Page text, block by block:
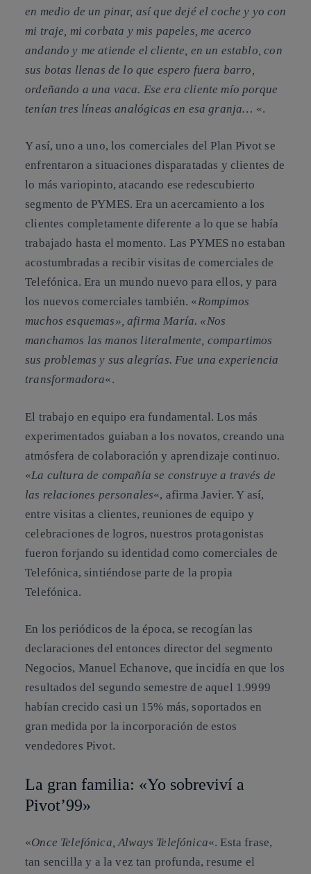
en medio de un pinar, así que dejé el coche y yo con
mi traje, mi corbata y mis papeles, me acerco
andando y me atiende el cliente, en un establo, con
sus botas llenas de lo que espero fuera barro,
ordeñando a una vaca. Ese era cliente mío porque
tenían tres líneas analógicas en esa granja… «.
Y así, uno a uno, los comerciales del Plan Pivot se
enfrentaron a situaciones disparatadas y clientes de
lo más variopinto, atacando ese redescubierto
segmento de PYMES. Era un acercamiento a los
clientes completamente diferente a lo que se había
trabajado hasta el momento. Las PYMES no estaban
acostumbradas a recibir visitas de comerciales de
Telefónica. Era un mundo nuevo para ellos, y para
los nuevos comerciales también. «Rompimos
muchos esquemas», afirma María. «Nos
manchamos las manos literalmente, compartimos
sus problemas y sus alegrías. Fue una experiencia
transformadora«.
El trabajo en equipo era fundamental. Los más
experimentados guiaban a los novatos, creando una
atmósfera de colaboración y aprendizaje continuo.
«La cultura de compañía se construye a través de
las relaciones personales«, afirma Javier. Y así,
entre visitas a clientes, reuniones de equipo y
celebraciones de logros, nuestros protagonistas
fueron forjando su identidad como comerciales de
Telefónica, sintiéndose parte de la propia
Telefónica.
En los periódicos de la época, se recogían las
declaraciones del entonces director del segmento
Negocios, Manuel Echanove, que incidía en que los
resultados del segundo semestre de aquel 1.9999
habían crecido casi un 15% más, soportados en
gran medida por la incorporación de estos
vendedores Pivot.
La gran familia: «Yo sobreviví a
Pivot’99»
«Once Telefónica, Always Telefónica«. Esta frase,
tan sencilla y a la vez tan profunda, resume el